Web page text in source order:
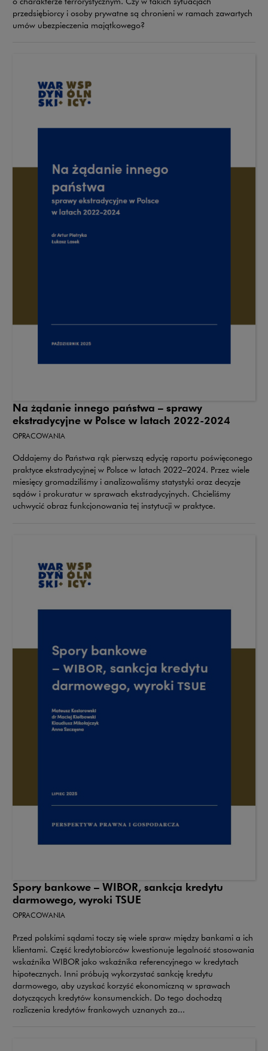
przedsiębiorcy i osoby prywatne są chronieni w ramach zawartych
umów ubezpieczenia majątkowego?
Na żądanie innego państwa – sprawy
ekstradycyjne w Polsce w latach 2022-2024
OPRACOWANIA
Oddajemy do Państwa rąk pierwszą edycję raportu poświęconego
praktyce ekstradycyjnej w Polsce w latach 2022–2024. Przez wiele
miesięcy gromadziliśmy i analizowaliśmy statystyki oraz decyzje
sądów i prokuratur w sprawach ekstradycyjnych. Chcieliśmy
uchwycić obraz funkcjonowania tej instytucji w praktyce.
Spory bankowe – WIBOR, sankcja kredytu
darmowego, wyroki TSUE
OPRACOWANIA
Przed polskimi sądami toczy się wiele spraw między bankami a ich
klientami. Część kredytobiorców kwestionuje legalność stosowania
wskaźnika WIBOR jako wskaźnika referencyjnego w kredytach
hipotecznych. Inni próbują wykorzystać sankcję kredytu
darmowego, aby uzyskać korzyść ekonomiczną w sprawach
dotyczących kredytów konsumenckich. Do tego dochodzą
rozliczenia kredytów frankowych uznanych za...